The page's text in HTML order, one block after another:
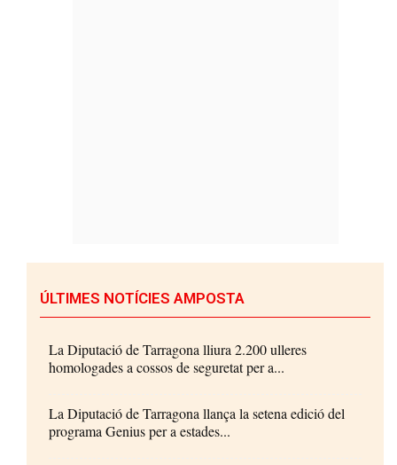
ÚLTIMES NOTÍCIES AMPOSTA
La Diputació de Tarragona lliura 2.200 ulleres
homologades a cossos de seguretat per a...
La Diputació de Tarragona llança la setena edició del
programa Genius per a estades...